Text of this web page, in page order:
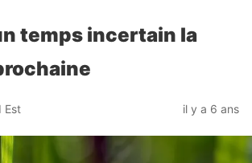
temps incertain la
Est il y a 6 ans